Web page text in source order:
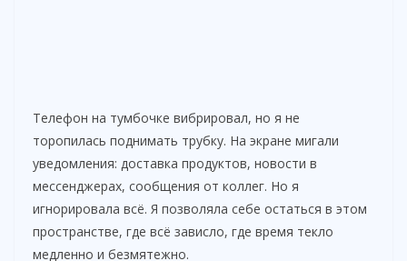
Телефон на тумбочке вибрировал, но я не
торопилась поднимать трубку. На экране мигали
уведомления: доставка продуктов, новости в
мессенджерах, сообщения от коллег. Но я
игнорировала всё. Я позволяла себе остаться в этом
пространстве, где всё зависло, где время текло
медленно и безмятежно.